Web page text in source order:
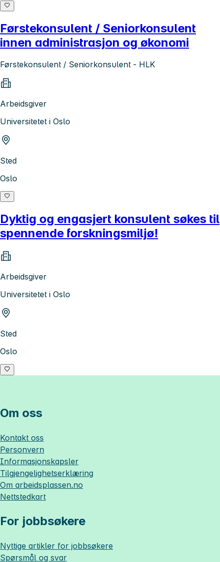
Førstekonsulent / Seniorkonsulent
innen administrasjon og økonomi
Førstekonsulent / Seniorkonsulent - HLK
Arbeidsgiver
Universitetet i Oslo
Sted
Oslo
Dyktig og engasjert konsulent søkes til
spennende forskningsmiljø!
Arbeidsgiver
Universitetet i Oslo
Sted
Oslo
Om oss
Kontakt oss
Personvern
Informasjonskapsler
Tilgjengelighetserklæring
Om arbeidsplassen.no
Nettstedkart
For jobbsøkere
Nyttige artikler for jobbsøkere
Spørsmål og svar